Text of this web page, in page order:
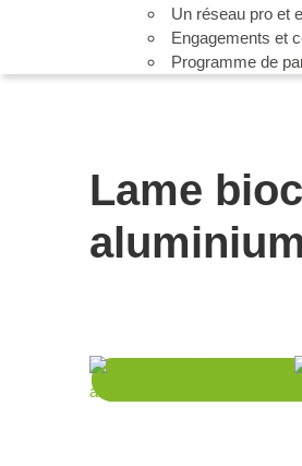
Un réseau pro et
Engagements et
Programme de
Lame